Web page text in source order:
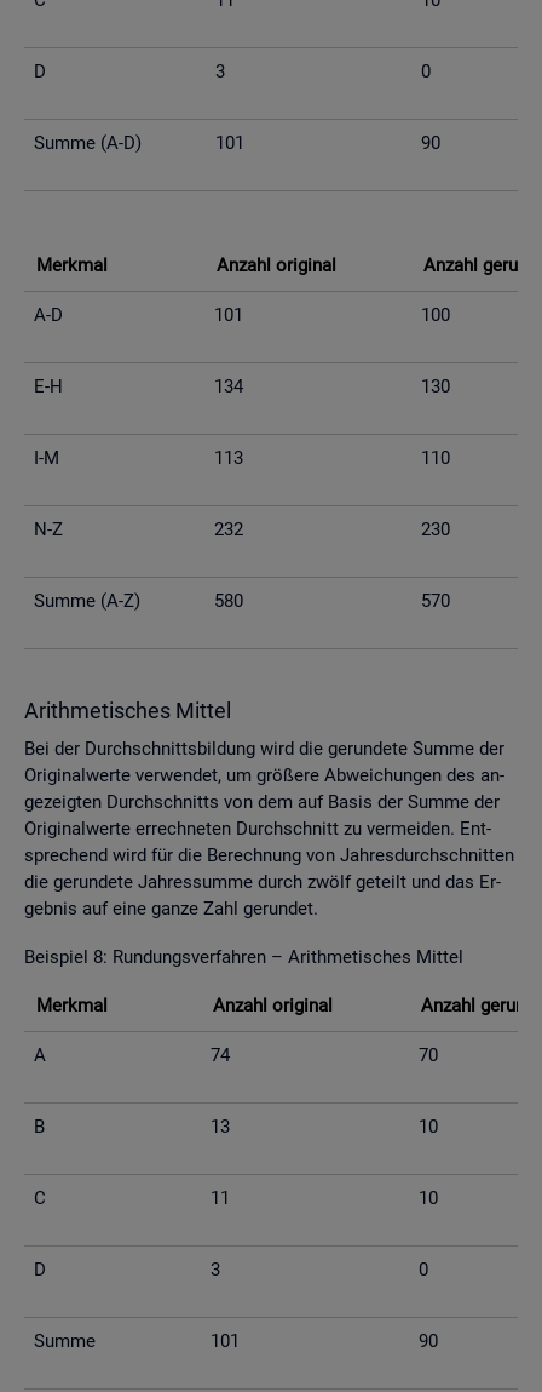
D 3 0
Summe (A-D) 101 90
Merk­mal An­zahl ori­gi­nal An­zahl
A-D 101 100
E-H 134 130
I-M 113 110
N-Z 232 230
Summe (A-Z) 580 570
Arith­me­ti­sches Mit­tel
Bei der Durch­schnitts­bil­dung wird die ge­run­de­te Summe der
Ori­gi­nal­wer­te ver­wen­det, um grö­ße­re Ab­wei­chun­gen des an­
ge­zeig­ten Durch­schnitts von dem auf Basis der Summe der
Ori­gi­nal­wer­te er­rech­ne­ten Durch­schnitt zu ver­mei­den. Ent­
spre­chend wird für die Be­rech­nung von Jah­res­durch­schnit­ten
die ge­run­de­te Jah­res­sum­me durch zwölf ge­teilt und das Er­
geb­nis auf eine ganze Zahl ge­run­det.
Bei­spiel 8: Run­dungs­ver­fah­ren – Arith­me­ti­sches Mit­tel
Merk­mal An­zahl ori­gi­nal An­zahl
A 74 70
B 13 10
C 11 10
D 3 0
Summe 101 90